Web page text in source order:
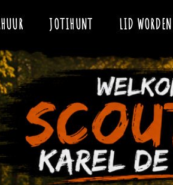
en Hatert) is gericht op
zijn gelegen in de Weezenhof in
leiding.JOTIHUNT LID WORDEN